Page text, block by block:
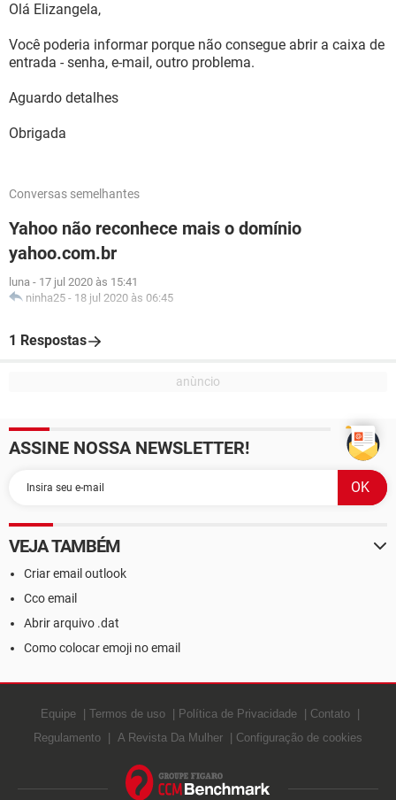
Olá Elizangela,
Você poderia informar porque não consegue abrir a caixa de
entrada - senha, e-mail, outro problema.
Aguardo detalhes
Obrigada
Conversas semelhantes
Yahoo não reconhece mais o domínio
yahoo.com.br
luna - 17 jul 2020 às 15:41
ninha25 - 18 jul 2020 às 06:45
1 Respostas
ASSINE NOSSA NEWSLETTER!
VEJA TAMBÉM
Criar email outlook
Cco email
Abrir arquivo .dat
Como colocar emoji no email
Equipe Termos de uso Política de Privacidade
Contato
Regulamento
A Revista Da Mulher Configuração de cookies